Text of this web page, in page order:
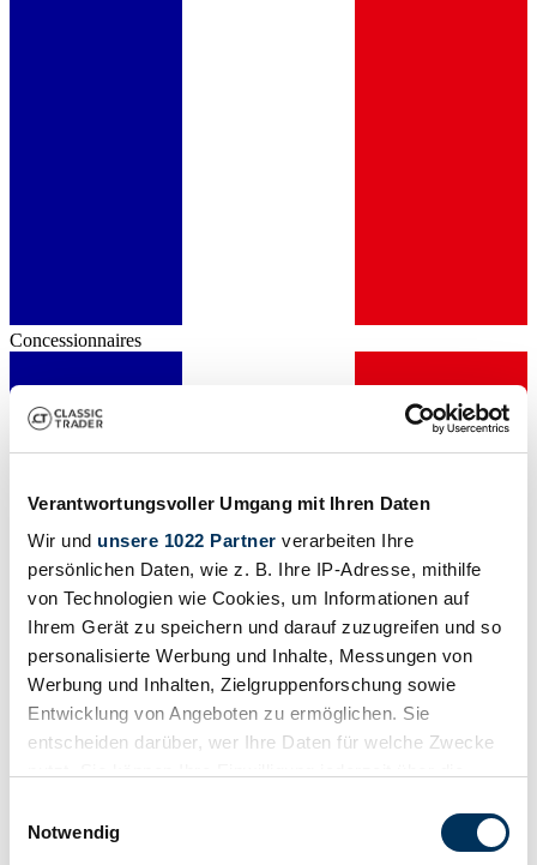
Verantwortungsvoller Umgang mit Ihren Daten
Wir und unsere 1022 Partner verarbeiten Ihre
persönlichen Daten, wie z. B. Ihre IP-Adresse, mithilfe
von Technologien wie Cookies, um Informationen auf
Ihrem Gerät zu speichern und darauf zuzugreifen und so
personalisierte Werbung und Inhalte, Messungen von
Werbung und Inhalten, Zielgruppenforschung sowie
Entwicklung von Angeboten zu ermöglichen. Sie
entscheiden darüber, wer Ihre Daten für welche Zwecke
Trigger Symbol ändern oder widerrufen
Notwendig
Concessionnaires
Concessionnaires
Cette annonce a expiré